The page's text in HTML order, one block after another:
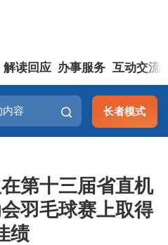
解读回应 办事服务 互动交流
长者模式
第十三届省直机
羽毛球赛上取得
绩